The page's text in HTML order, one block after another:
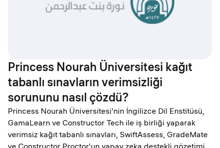
Princess Nourah Üniversitesi kağıt
tabanlı sınavların verimsizliği
sorununu nasıl çözdü?
Princess Nourah Üniversitesi'nin İngilizce Dil Enstitüsü,
GamaLearn ve Constructor Tech ile iş birliği yaparak
verimsiz kağıt tabanlı sınavları, SwiftAssess, GradeMate